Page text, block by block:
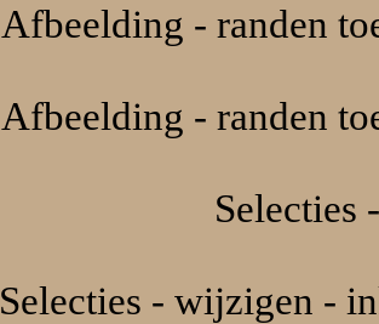
Afbeelding - randen
Afbeelding - randen
Selecties
Selecties - wijzigen -